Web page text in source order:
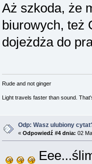
Aż szkoda, że
biurowych, też
dojeżdża do
Rude and not ginger
Light travels faster than sound.
Odp: Wasz ulubiony
« Odpowiedź #4 dnia: 02